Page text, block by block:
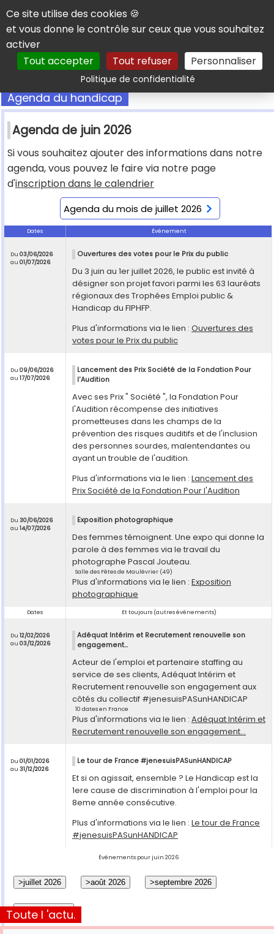
Panneau de gestion des cookies
Ce site utilise des cookies 🍪
et vous donne le contrôle sur ceux que vous souhaitez
activer
Tout accepter
Tout refuser Personnaliser
Politique de confidentialitéRechercher
Agenda du handicap
Agenda de juin 2026
Si vous souhaitez ajouter des informations dans notre
agenda, vous pouvez le faire via notre page
d'inscription dans le calendrier
Agenda du mois de juillet 2026
Événements pour juin 2026
Dates Événement
Du 03/06/2026
au 01/07/2026
Ouvertures des votes pour le Prix du public
Du 3 juin au 1er juillet 2026, le public est invité à
désigner son projet favori parmi les 63 lauréats
régionaux des Trophées Emploi public &
Handicap du FIPHFP.
Plus d'informations via le lien : Ouvertures des
votes pour le Prix du public
Du 09/06/2026
au 17/07/2026
Lancement des Prix Société de la Fondation Pour
l'Audition
Avec ses Prix " Société ", la Fondation Pour
l'Audition récompense des initiatives
prometteuses dans les champs de la
prévention des risques auditifs et de l'inclusion
des personnes sourdes, malentendantes ou
ayant un trouble de l'audition.
Plus d'informations via le lien : Lancement des
Prix Société de la Fondation Pour l'Audition
Du 30/06/2026
au 14/07/2026
Exposition photographique
Des femmes témoignent. Une expo qui donne la
parole à des femmes via le travail du
photographe Pascal Jouteau.
Salle des Fêtes de Maulévrier (49)
Plus d'informations via le lien : Exposition
photographique
Dates Et toujours (autres événements)
Du 12/02/2026
au 03/12/2026
Adéquat Intérim et Recrutement renouvelle son
engagement...
Acteur de l'emploi et partenaire staffing au
service de ses clients, Adéquat Intérim et
Recrutement renouvelle son engagement aux
côtés du collectif #jenesuisPASunHANDICAP
10 dates en France
Plus d'informations via le lien : Adéquat Intérim et
Recrutement renouvelle son engagement...
Du 01/01/2026
au 31/12/2026
Le tour de France #jenesuisPASunHANDICAP
Et si on agissait, ensemble ? Le Handicap est la
1ere cause de discrimination à l'emploi pour la
8eme année consécutive.
Plus d'informations via le lien : Le tour de France
#jenesuisPASunHANDICAP
Toute l 'actu.